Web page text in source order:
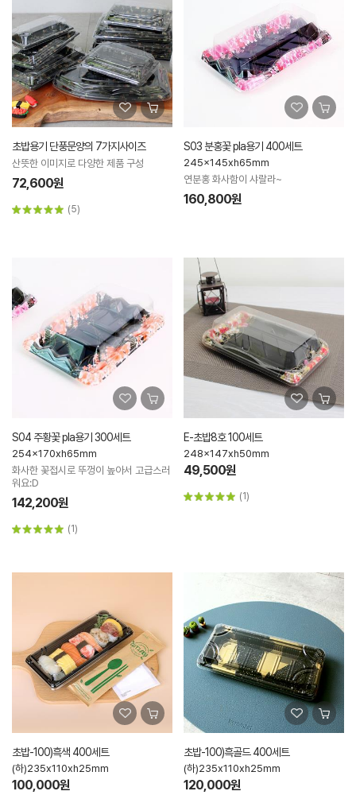
초밥용기 단풍문양의 7가지사이즈
산뜻한 이미지로 다양한 제품 구성
72,600원
(5)
S03 분홍꽃 pla용기 400세트
245x145xh65mm
연분홍 화사함이 샤랄라~
160,800원
S04 주황꽃 pla용기 300세트
254x170xh65mm
화사한 꽃접시로 뚜껑이 높아서 고급스러
워요:D
142,200원
(1)
E-초밥8호 100세트
248x147xh50mm
49,500원
(1)
초밥-100)흑색 400세트
(하)235x110xh25mm
100,000원
초밥-100)흑골드 400세트
(하)235x110xh25mm
120,000원